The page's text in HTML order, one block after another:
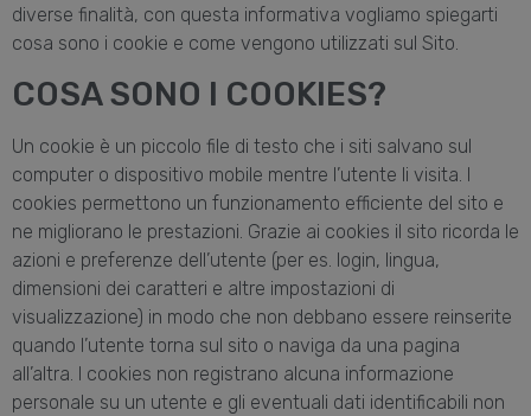
diverse finalità, con questa informativa vogliamo spiegarti
cosa sono i cookie e come vengono utilizzati sul Sito.
COSA SONO I COOKIES?
Un cookie è un piccolo file di testo che i siti salvano sul
computer o dispositivo mobile mentre l’utente li visita. I
cookies permettono un funzionamento efficiente del sito e
ne migliorano le prestazioni. Grazie ai cookies il sito ricorda le
azioni e preferenze dell’utente (per es. login, lingua,
dimensioni dei caratteri e altre impostazioni di
visualizzazione) in modo che non debbano essere reinserite
quando l’utente torna sul sito o naviga da una pagina
all’altra. I cookies non registrano alcuna informazione
personale su un utente e gli eventuali dati identificabili non